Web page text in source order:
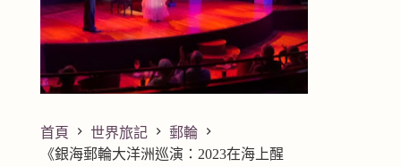
首頁 世界旅記
郵輪
《銀海郵輪大洋洲巡演：2023在海上醒